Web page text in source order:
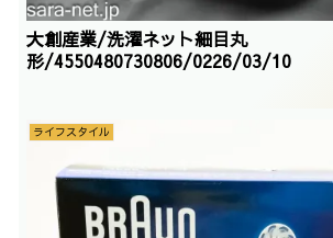
大創産業/洗濯ネット細目丸
形/4550480730806/0226/03/10
ライフスタイル